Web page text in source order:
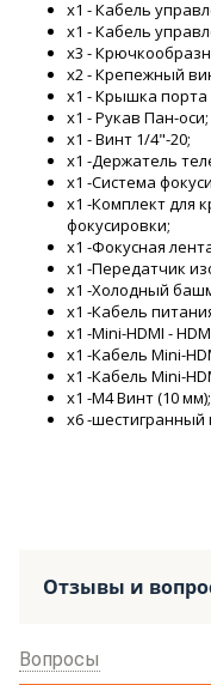
x1 - Кабель
x1 - Кабель
x3 -
x2 - Крепежный
x1 - Крышка порта
x1 - Рукав Пан-оси;
x1 - Винт 1/4"-20;
x1 -Держатель
x1 -Система
x1 -Комплект для
фокусировки;
x1 -Фокусная
x1 -Передатчик
x1 -Холодный
x1 -Кабель
x1 -Mini-HDMI -
x1 -Кабель Mini-
x1 -Кабель Mini-
x1 -M4 Винт (10 мм);
x6 -шестигранный
Отзывы и
Вопросы